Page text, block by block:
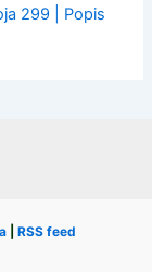
299 | Popis
RSS feed